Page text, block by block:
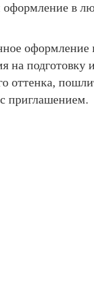
в
оформление
на подготовку
оттенка,
приглашением.